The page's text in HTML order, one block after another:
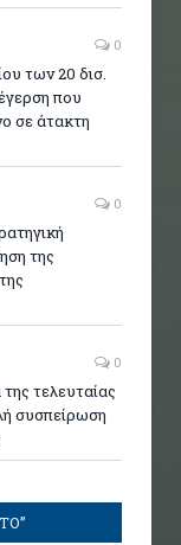
0
των 20 δισ.
που
σε άτακτη
0
της
0
τελευταίας
συσπείρωση